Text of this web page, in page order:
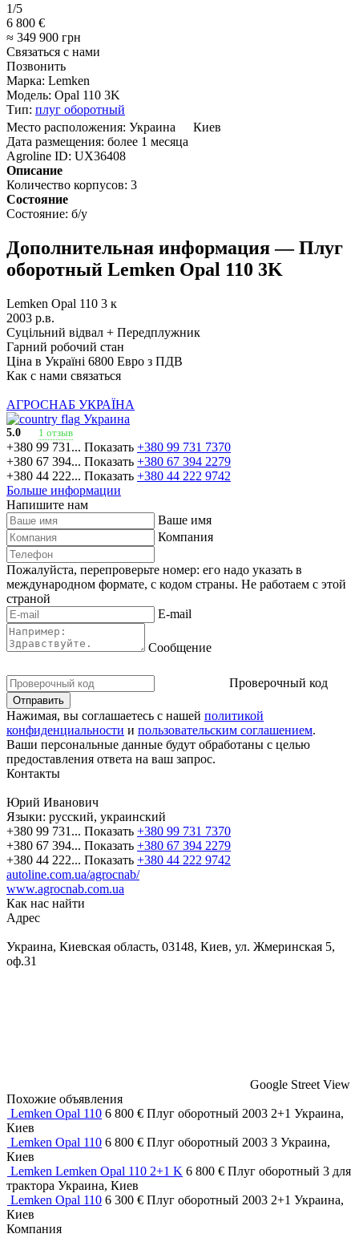
1/5
6 800 €
≈ 349 900 грн
Связаться с нами
Позвонить
Марка: Lemken
Модель: Opal 110 3K
Тип: плуг оборотный
Место расположения: Украина
Киев
Дата размещения: более 1 месяца
Agroline ID: UX36408
Описание
Количество корпусов: 3
Состояние
Состояние: б/у
Дополнительная информация — Плуг
оборотный Lemken Opal 110 3K
Lemken Opal 110 3 к
2003 р.в.
Суцільний відвал + Передплужник
Гарний робочий стан
Ціна в Україні 6800 Евро з ПДВ
Как с нами связаться
АГРОСНАБ УКРАЇНА
Украина
5.0 1 отзыв
+380 99 731... Показать +380 99 731 7370
+380 67 394... Показать +380 67 394 2279
+380 44 222... Показать +380 44 222 9742
Больше информации
Напишите нам
Ваше имя
Компания
Пожалуйста, перепроверьте номер: его надо указать в
международном формате, с кодом страны. Не работаем с этой
страной
E-mail
Сообщение
Проверочный код
Нажимая, вы соглашаетесь с нашей политикой
конфиденциальности и пользовательским соглашением.
Ваши персональные данные будут обработаны с целью
предоставления ответа на ваш запрос.
Контакты
Юрий Иванович
Языки: русский, украинский
+380 99 731... Показать +380 99 731 7370
+380 67 394... Показать +380 67 394 2279
+380 44 222... Показать +380 44 222 9742
autoline.com.ua/agrocnab/
www.agrocnab.com.ua
Как нас найти
Адрес
Украина, Киевская область, 03148, Киев, ул. Жмеринская 5,
оф.31
Google Street View
Похожие объявления
Lemken Opal 110 6 800 € Плуг оборотный 2003 2+1 Украина,
Киев
Lemken Opal 110 6 800 € Плуг оборотный 2003 3 Украина,
Киев
Lemken Lemken Opal 110 2+1 K 6 800 € Плуг оборотный 3 для
трактора Украина, Киев
Lemken Opal 110 6 300 € Плуг оборотный 2003 2+1 Украина,
Киев
Компания